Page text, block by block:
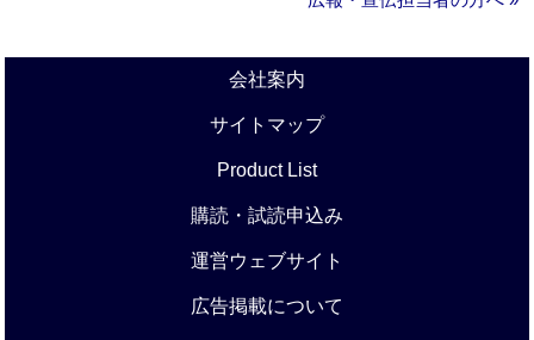
会社案内
サイトマップ
Product List
購読・試読申込み
運営ウェブサイト
広告掲載について